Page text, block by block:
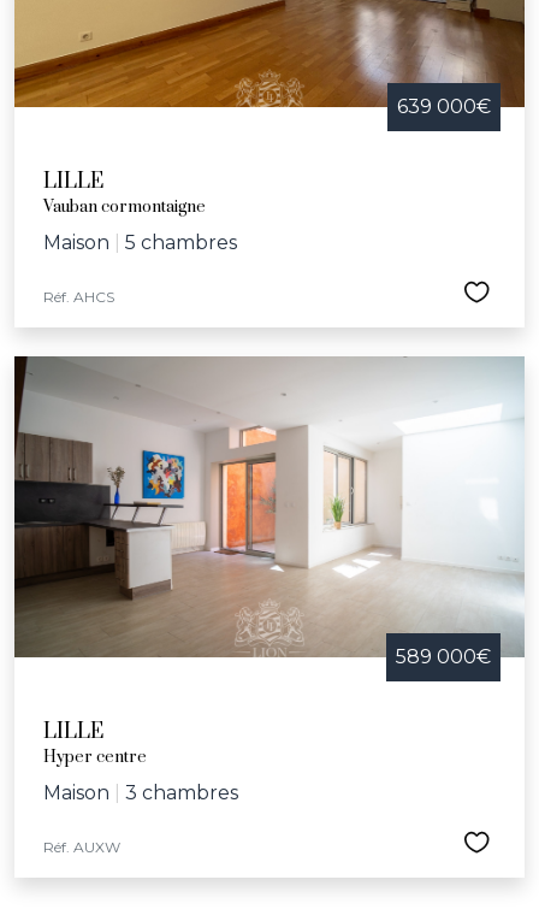
639 000€
LILLE
Vauban cormontaigne
Maison 5 chambres
Réf. AHCS
589 000€
LILLE
Hyper centre
Maison 3 chambres
Réf. AUXW